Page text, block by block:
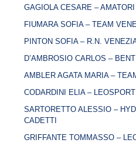
GAGIOLA CESARE –
FIUMARA SOFIA – TEAM
PINTON SOFIA – R.N.
D’AMBROSIO CARLOS –
AMBLER AGATA MARIA –
CODARDINI ELIA –
SARTORETTO ALESSIO –
CADETTI
GRIFFANTE TOMMASSO –